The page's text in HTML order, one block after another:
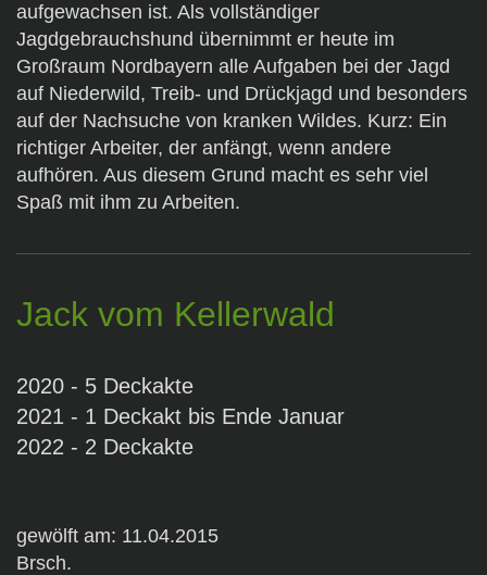
aufgewachsen ist. Als vollständiger
Jagdgebrauchshund übernimmt er heute im
Großraum Nordbayern alle Aufgaben bei der Jagd
auf Niederwild, Treib- und Drückjagd und besonders
auf der Nachsuche von kranken Wildes. Kurz: Ein
richtiger Arbeiter, der anfängt, wenn andere
aufhören. Aus diesem Grund macht es sehr viel
Spaß mit ihm zu Arbeiten.
Jack vom Kellerwald
2020 - 5 Deckakte
2021 - 1 Deckakt bis Ende Januar
2022 - 2 Deckakte
gewölft am: 11.04.2015
Brsch.